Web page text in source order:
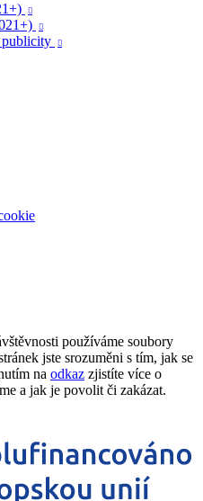


publicity 
používáme soubory
jste srozuměni s tím, jak se
na odkaz zjistíte více o
a jak je povolit či zakázat.